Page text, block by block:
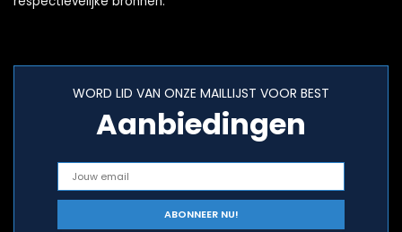
WORD LID VAN ONZE MAILLIJST VOOR BEST
Aanbiedingen